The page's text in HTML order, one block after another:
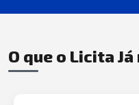
O que o Licita